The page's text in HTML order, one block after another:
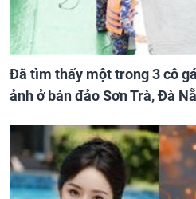
Đã tìm thấy một trong 3 cô
ảnh ở bán đảo Sơn Trà, Đà